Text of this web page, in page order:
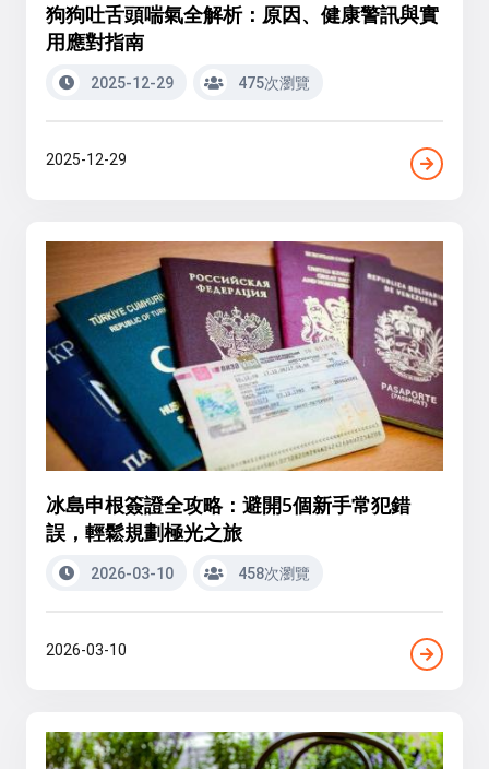
狗狗吐舌頭喘氣全解析：原因、健康警訊與實
用應對指南
2025-12-29 475次瀏覽
2025-12-29
冰島申根簽證全攻略：避開5個新手常犯錯
誤，輕鬆規劃極光之旅
2026-03-10 458次瀏覽
2026-03-10